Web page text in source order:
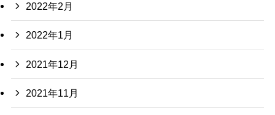
2022年2月
2022年1月
2021年12月
2021年11月